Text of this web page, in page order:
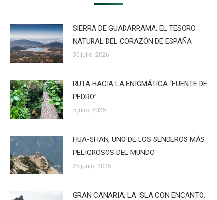
SIERRA DE GUADARRAMA, EL TESORO
NATURAL DEL CORAZÓN DE ESPAÑA
30 julio, 2026
RUTA HACIA LA ENIGMÁTICA “FUENTE DE
PEDRO”
5 julio, 2026
HUA-SHAN, UNO DE LOS SENDEROS MÁS
PELIGROSOS DEL MUNDO
25 junio, 2026
GRAN CANARIA, LA ISLA CON ENCANTO: